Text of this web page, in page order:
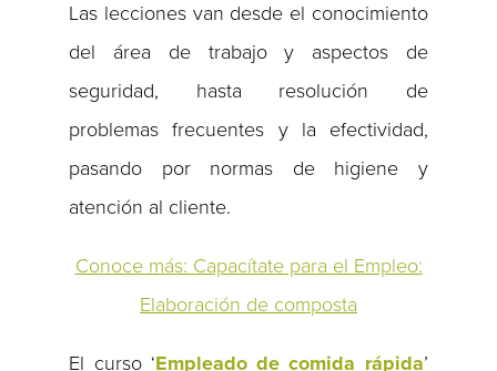
Las lecciones van desde el conocimiento
del área de trabajo y aspectos de
seguridad, hasta resolución de
problemas frecuentes y la efectividad,
pasando por normas de higiene y
atención al cliente.
Conoce más: Capacítate para el Empleo:
Elaboración de composta
El curso ‘Empleado de comida rápida’